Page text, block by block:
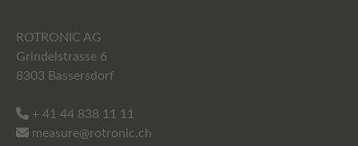
ROTRONIC AG
Grindelstrasse 6
8303 Bassersdorf
+ 41 44 838 11 11
measure@rotronic.ch